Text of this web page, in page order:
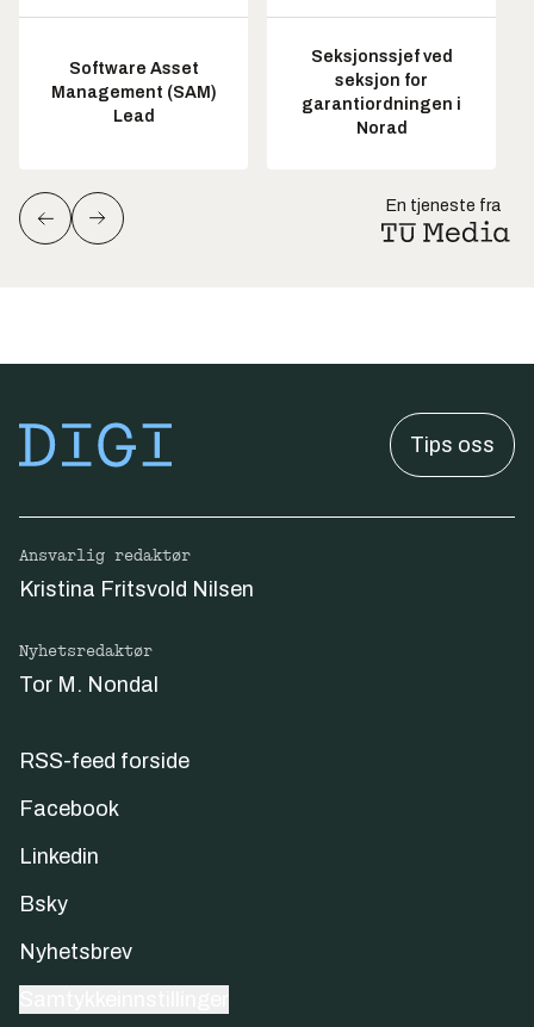
Software Asset
Management (SAM)
Lead
Seksjonssjef ved
seksjon for
garantiordningen i
Norad
En tjeneste fra
Tips oss
Ansvarlig redaktør
Kristina Fritsvold Nilsen
Nyhetsredaktør
Tor M. Nondal
RSS-feed forside
Facebook
Linkedin
Bsky
Nyhetsbrev